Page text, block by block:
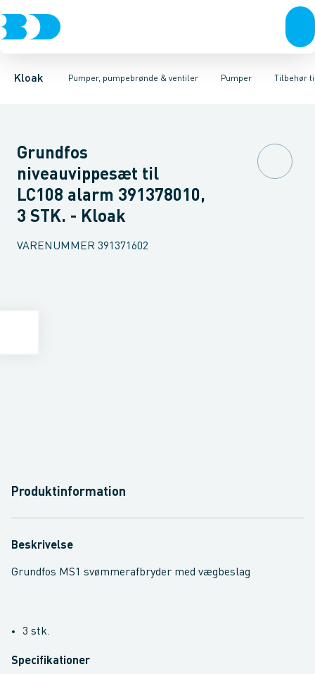
Kloak Pumper, pumpebrønde & ventiler
Rør & fittingsBrøndeBrøndgodsLinjeafvandingTanke,
Pumper
Pumpebrønde til gråt spildevandPumpebrønde til sortTilbehør
KælderpumperEntreprenør pumperPumper til sort
Grundfos
niveauvippesæt til
LC108 alarm 391378010,
3 STK. - Kloak
VARENUMMER 391371602
Produktinformation
Beskrivelse
Grundfos MS1 svømmerafbryder med vægbeslag
3 stk.
Specifikationer